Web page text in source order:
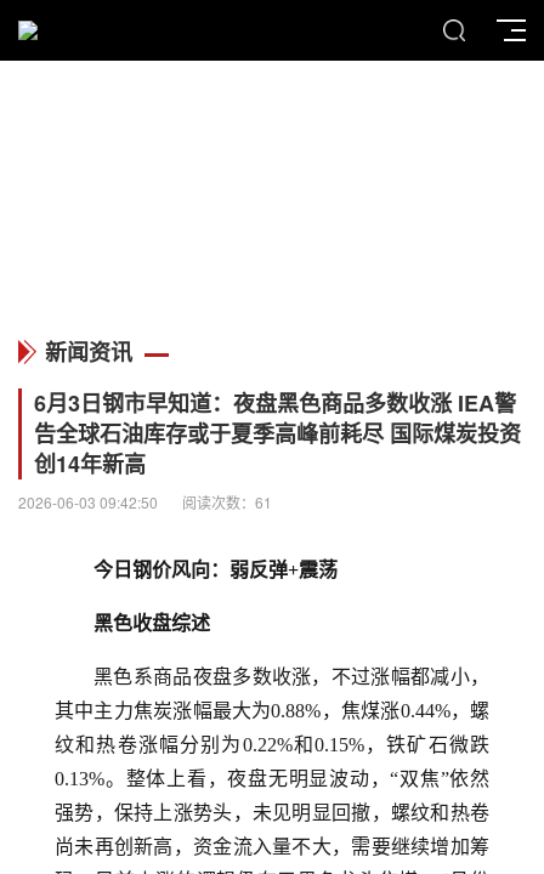
新闻资讯
6月3日钢市早知道：夜盘黑色商品多数收涨 IEA警
告全球石油库存或于夏季高峰前耗尽 国际煤炭投资
创14年新高
2026-06-03 09:42:50 阅读次数：61
今日钢价风向：弱反弹+震荡
黑色收盘综述
黑色系商品夜盘多数收涨，不过涨幅都减小，
其中主力焦炭涨幅最大为0.88%，焦煤涨0.44%，螺
纹和热卷涨幅分别为0.22%和0.15%，铁矿石微跌
0.13%。整体上看，夜盘无明显波动，“双焦”依然
强势，保持上涨势头，未见明显回撤，螺纹和热卷
尚未再创新高，资金流入量不大，需要继续增加筹